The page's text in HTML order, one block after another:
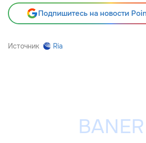
Подпишитесь на новости
Источник Ria